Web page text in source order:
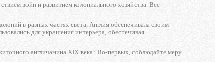
войн и развитием колониального хозяйства. Все
в разных частях света, Англия обеспечивала своим
для украшения интерьера, обеспечивая
англичанина XIX века? Во-первых, соблюдайте меру.